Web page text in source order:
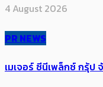
4 August 2026
PR NEWS
เมเจอร์ ซีนีเพล็กซ์ กรุ้ป